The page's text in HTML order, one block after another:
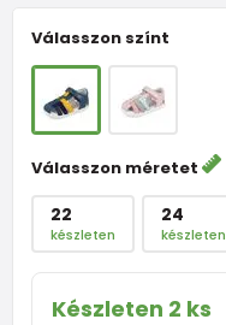
Válasszon színt
Válasszon méretet
22
készleten
24
készleten
Készleten 2 ks